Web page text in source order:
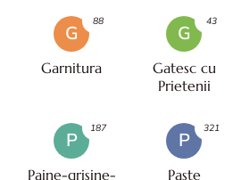
G
Garnitura
88
G
Gatesc cu
Prietenii
43
P
Paine-grisine-
187
P
Paşte
321